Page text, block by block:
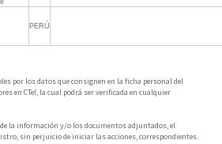
PERÚ
por los datos que consignen en la ficha personal del
en CTeI, la cual podrá ser verificada en cualquier
de la información y/o los documentos adjuntados, el
sin perjuicio de iniciar las acciones, correspondientes.